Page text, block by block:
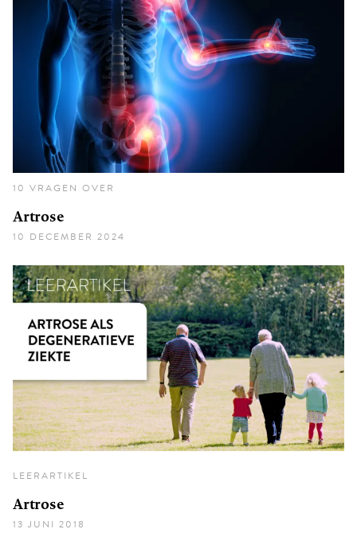
10 VRAGEN OVER
Artrose
10 DECEMBER 2024
LEERARTIKEL
Artrose
13 JUNI 2018